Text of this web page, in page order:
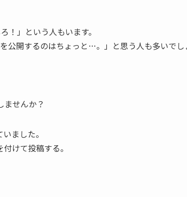
！」という人もいます。
公開するのはちょっと…。」と思う人も多いでし
ませんか？
ました。
けて投稿する。